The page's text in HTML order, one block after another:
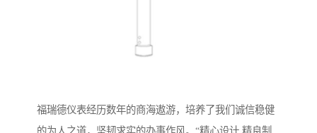
福瑞德仪表经历数年的商海遨游，培养了我们诚信稳健